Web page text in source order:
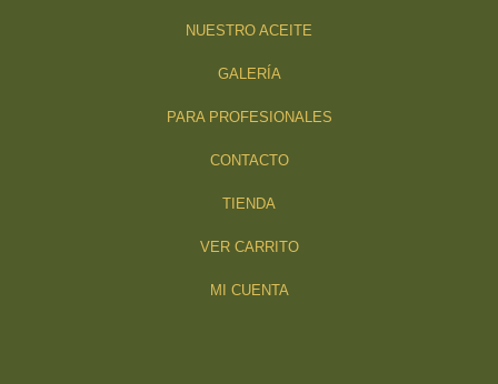
NUESTRO ACEITE
GALERÍA
PARA PROFESIONALES
CONTACTO
TIENDA
VER CARRITO
MI CUENTA